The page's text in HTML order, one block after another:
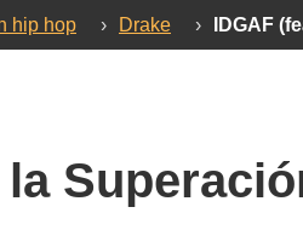
hip hop › Drake › IDGAF